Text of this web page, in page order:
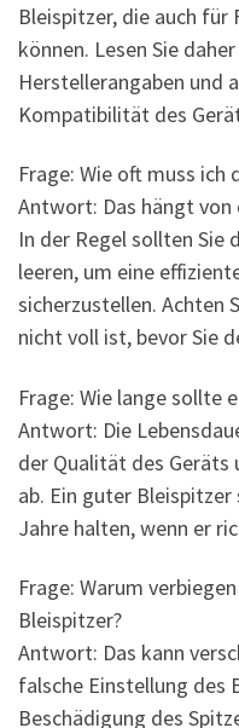
Bleispitzer, die auch
können. Lesen Sie
Herstellerangaben und
Kompatibilität des
Frage: Wie oft muss ich
Antwort: Das hängt
In der Regel sollten Sie
leeren, um eine
sicherzustellen. Achten
nicht voll ist, bevor Sie
Frage: Wie lange sollte
Antwort: Die
der Qualität des
ab. Ein guter
Jahre halten, wenn er
Frage: Warum
Bleispitzer?
Antwort: Das kann
falsche Einstellung des
Beschädigung des